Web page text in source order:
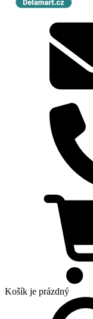
Košík je prázdný